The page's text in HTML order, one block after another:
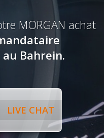
MORGAN achat
Bahrein.
LIVE CHAT